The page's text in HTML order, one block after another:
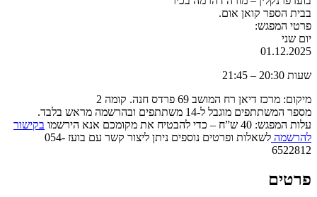
בבית הספר קואן אום.
פרטי המפגש:
יום שני
01.12.2025
שעות 20:30 – 21:45
מיקום: מרכז דיאן רח המושב 69 פרדס חנה. קומה 2
מספר המשתתפים מוגבל ל-14 משתתפים ובהרשמה מראש בלבד.
עלות המפגש: 40 ש”ח – כדי להבטיח את מקומכם אנא הירשמו
בקישור
להרשמה
לשאלות ופרטים נוספים ניתן ליצור קשר עם בועז 054-
6522812
פרטים